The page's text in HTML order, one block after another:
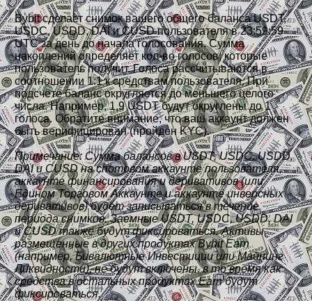
Bybit сделает снимок вашего общего баланса USDT,
USDC, USDD, DAI и CUSD пользователя в 23:59:59
UTC за день до начала голосования. Сумма
накоплений определяет кол-во голосов, которые
пользователь получит. Голоса рассчитываются в
соотношении 1:1 к средствам пользователя. При
подсчёте баланс округляется до меньшего целого
числа. Например, 1,9 USDT будут округлены до 1
голоса. Обратите внимание, что ваш аккаунт должен
быть верифицирован (пройден KYC).
Примечание: Сумма балансов в USDT, USDC, USDD,
DAI и CUSD на спотовом аккаунте пользователя,
аккаунте финансирования и деривативов (или
Едином Торговом Аккаунте и аккаунте инверсных
деривативов) будет записываться в течение
периода снимков. Заемные USDT, USDC, USDD, DAI
и CUSD также будут фиксироваться. Активы,
размещенные в других продуктах Bybit Earn
(например, Бивалютные Инвестиции или Майнинг
Ликвидности), не будут включены, в то время как
средства в остальных продуктах Earn будут
фиксироваться.